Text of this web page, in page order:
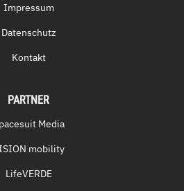
Impressum
Datenschutz
Kontakt
PARTNER
Media
mobility
LifeVERDE